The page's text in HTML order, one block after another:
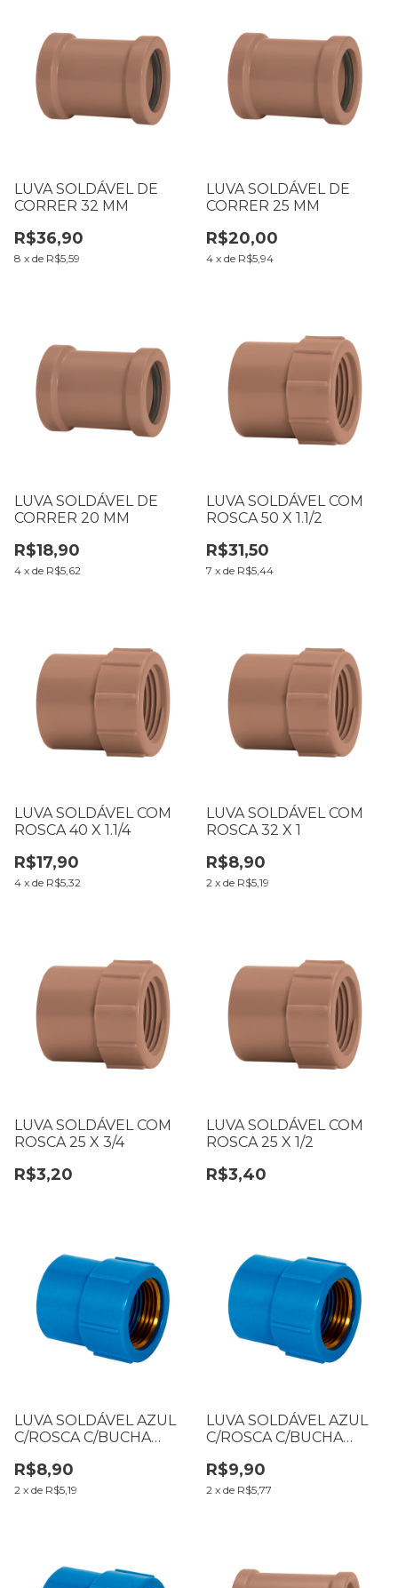
LUVA SOLDÁVEL DE
CORRER 32 MM
R$36,90
8 x de R$5,59
LUVA SOLDÁVEL DE
CORRER 25 MM
R$20,00
4 x de R$5,94
LUVA SOLDÁVEL DE
CORRER 20 MM
R$18,90
4 x de R$5,62
LUVA SOLDÁVEL COM
ROSCA 50 X 1.1/2
R$31,50
7 x de R$5,44
LUVA SOLDÁVEL COM
ROSCA 40 X 1.1/4
R$17,90
4 x de R$5,32
LUVA SOLDÁVEL COM
ROSCA 32 X 1
R$8,90
2 x de R$5,19
LUVA SOLDÁVEL COM
ROSCA 25 X 3/4
R$3,20
LUVA SOLDÁVEL COM
ROSCA 25 X 1/2
R$3,40
LUVA SOLDÁVEL AZUL
C/ROSCA C/BUCHA
1/2
R$8,90
2 x de R$5,19
LUVA SOLDÁVEL AZUL
C/ROSCA C/BUCHA
R$9,90
2 x de R$5,77